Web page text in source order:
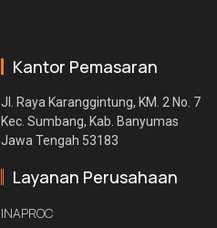
Kantor Pemasaran
Jl. Raya Karanggintung, KM. 2 No. 7
Kec. Sumbang, Kab. Banyumas
Jawa Tengah 53183
Layanan Perusahaan
INAPROC